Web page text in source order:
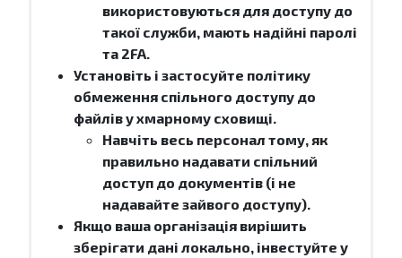
використовуються для доступу до
такої служби, мають надійні паролі
та 2FA.
Установіть і застосуйте політику
обмеження спільного доступу до
файлів у хмарному сховищі.
Навчіть весь персонал тому, як
правильно надавати спільний
доступ до документів (і не
надавайте зайвого доступу).
Якщо ваша організація вирішить
зберігати дані локально, інвестуйте у